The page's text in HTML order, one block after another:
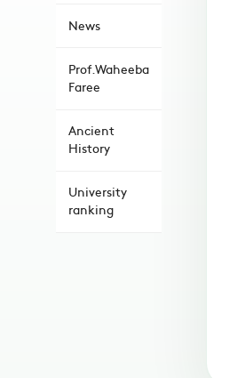
News
Prof.Waheeba
Faree
Ancient
History
University
ranking